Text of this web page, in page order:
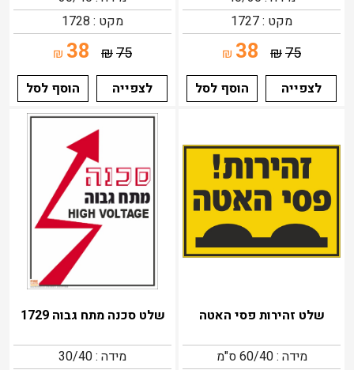
מקט : 1727
75
₪
38
₪
לצפייה
הוסף לסל
מקט : 1728
75
₪
38
₪
לצפייה
הוסף לסל
שלט זהירות פסי האטה
מידה : 60/40 ס"מ
שלט סכנה מתח גבוה 1729
מידה : 30/40